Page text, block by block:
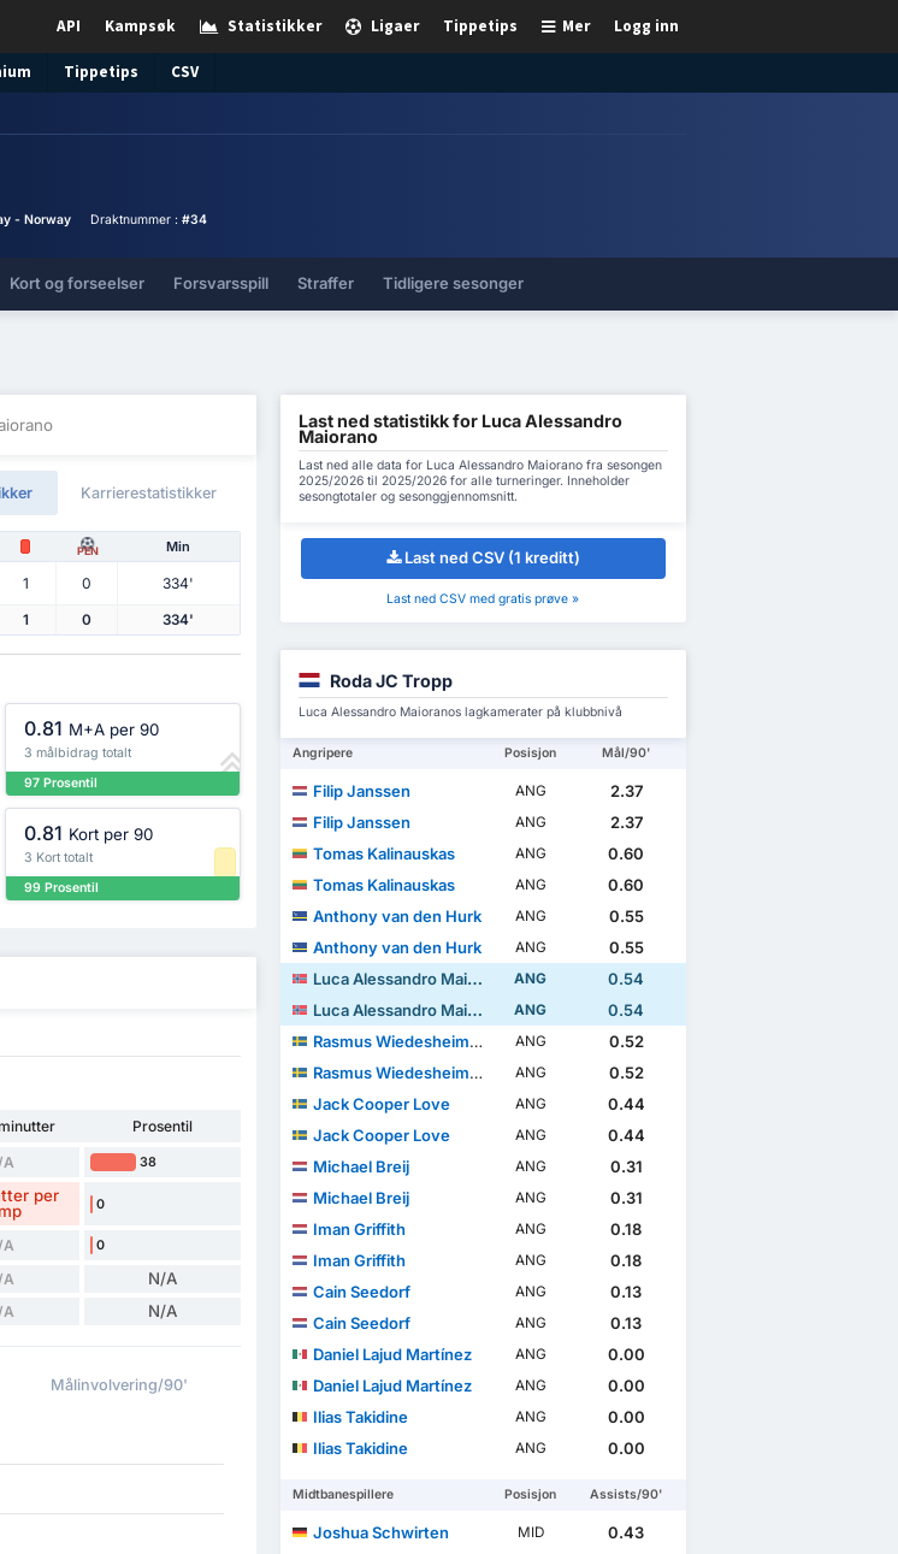
Logg inn
Mer
Tippetips
Ligaer
Statistikker
Kampsøk
API
Tippetips CSV
- Norway Draktnummer : #34
Kort og forseelser Forsvarsspill Straffer Tidligere sesonger
Karrierestatistikker
PEN Min
1 0 334'
1 0 334'
0.81 M+A per 90
3 målbidrag totalt
97 Prosentil
0.81 Kort per 90
3 Kort totalt
99 Prosentil
Prosentil
A 38
per
0
A 0
A N/A
A N/A
Målinvolvering/90'
Last ned statistikk for Luca Alessandro
Maiorano
Last ned alle data for Luca Alessandro Maiorano fra sesongen
2025/2026 til 2025/2026 for alle turneringer. Inneholder
sesongtotaler og sesonggjennomsnitt.
Last ned CSV (1 kreditt)
Last ned CSV med gratis prøve »
Roda JC Tropp
Luca Alessandro Maioranos lagkamerater på klubbnivå
Angripere Posisjon Mål/90'
Filip Janssen ANG
2.37
Filip Janssen
ANG
2.37
Tomas Kalinauskas
ANG
0.60
Tomas Kalinauskas
ANG
0.60
Anthony van den Hurk
ANG
0.55
Anthony van den Hurk
ANG
0.55
Luca Alessandro Maiorano
ANG
0.54
Luca Alessandro Maiorano
ANG
0.54
Rasmus Wiedesheim-Paul
ANG
0.52
Rasmus Wiedesheim-Paul
ANG
0.52
Jack Cooper Love
ANG
0.44
Jack Cooper Love
ANG
0.44
Michael Breij
ANG
0.31
Michael Breij
ANG
0.31
Iman Griffith
ANG
0.18
Iman Griffith
ANG
0.18
Cain Seedorf
ANG
0.13
Cain Seedorf
ANG
0.13
Daniel Lajud Martínez
ANG
0.00
Daniel Lajud Martínez
ANG
0.00
Ilias Takidine
ANG
0.00
Ilias Takidine
ANG 0.00
Midtbanespillere Posisjon Assists/90'
Joshua Schwirten MID
0.43